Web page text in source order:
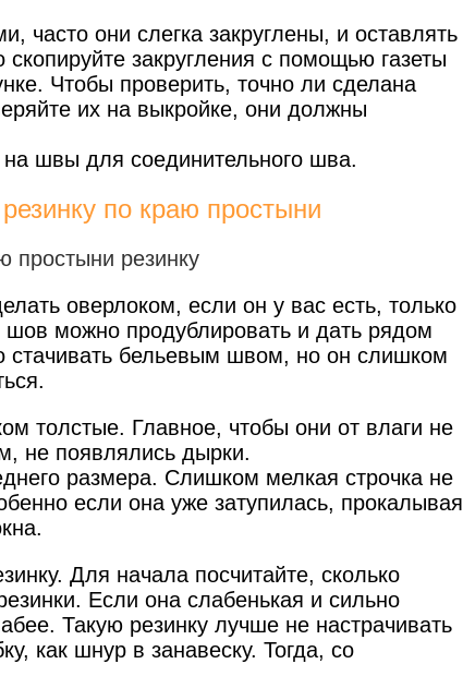
часто они слегка закруглены, и оставлять
закругления с помощью газеты
Чтобы проверить, точно ли сделана
их на выкройке, они должны
на швы для соединительного шва.
по краю простыни
оверлоком, если он у вас есть, только
можно продублировать и дать рядом
стачивать бельевым швом, но он слишком
толстые. Главное, чтобы они от влаги не
не появлялись дырки.
размера. Слишком мелкая строчка не
если она уже затупилась, прокалывая
Для начала посчитайте, сколько
Если она слабенькая и сильно
Такую резинку лучше не настрачивать
как шнур в занавеску. Тогда, со